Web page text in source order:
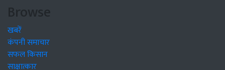
Browse
खबरें
कंपनी समाचार
सफल किसान
साक्षात्कार